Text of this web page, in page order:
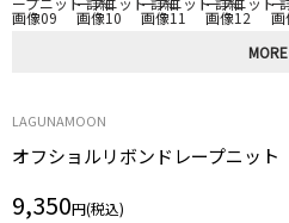
MORE
LAGUNAMOON
オフショルリボンドレープニット
9,350円(税込)